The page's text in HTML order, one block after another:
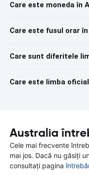
Care este moneda în
Care este fusul orar
Care sunt diferitele
Care este limba
Australia
Cele mai frecvente
mai jos. Dacă nu găsiți
consultați pagina